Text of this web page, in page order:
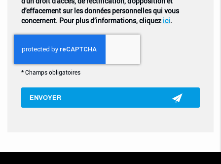
d'effacement sur les données personnelles qui vous
concernent. Pour plus d’informations, cliquez ici.
*Champs obligatoires